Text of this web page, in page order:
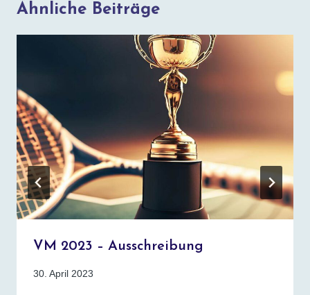
Ähnliche Beiträge
VM 2023 – Ausschreibung
30. April 2023